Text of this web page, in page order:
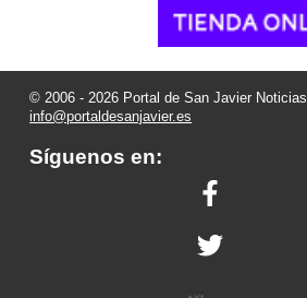
© 2006 - 2026 Portal de San Javier Noticias
info@portaldesanjavier.es
Síguenos en: